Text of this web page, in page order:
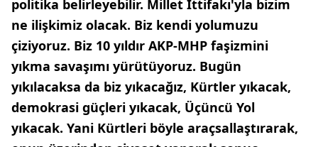
politika belirleyebilir. Millet İttifakı'yla bizim
ne ilişkimiz olacak. Biz kendi yolumuzu
çiziyoruz. Biz 10 yıldır AKP-MHP faşizmini
yıkma savaşımı yürütüyoruz. Bugün
yıkılacaksa da biz yıkacağız, Kürtler yıkacak,
demokrasi güçleri yıkacak, Üçüncü Yol
yıkacak. Yani Kürtleri böyle araçsallaştırarak,